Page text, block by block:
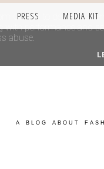
PRESS MEDIA KIT
A BLOG ABOUT
Google to deliver its
with performance and
abuse.